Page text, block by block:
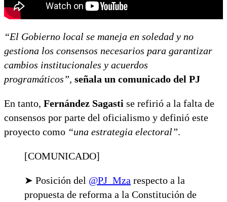
“El Gobierno local se maneja en soledad y no
gestiona los consensos necesarios para garantizar
cambios institucionales y acuerdos
programáticos”, señala un comunicado del PJ
En tanto, Fernández Sagasti se refirió a la falta de
consensos por parte del oficialismo y definió este
proyecto como “una estrategia electoral”.
[COMUNICADO]
➤ Posición del @PJ_Mza respecto a la
propuesta de reforma a la Constitución de